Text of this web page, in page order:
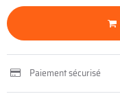
Paiement sécurisé